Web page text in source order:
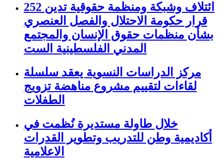
252 ائتلاف وشبكة ومنظمة حقوقية تدين
قرار حكومة الاحتلال والفصل العنصري
بشأن منظمات حقوق الإنسان والمجتمع
المدني الفلسطينية الست
مركز الدراسات النسوية يعقد سلسلة
لقاءات لتقييم مشروع مناهضة تزويج
الطفلات
خلال طاولة مستديرة نُظمت في
أكاديمية وطن للتدريب وتطوير القدرات
الاعلامية